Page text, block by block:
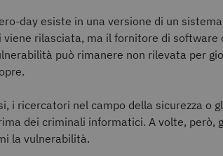
day esiste in una versione di un
viene rilasciata, ma il fornitore di
può rimanere non rilevata per
i ricercatori nel campo della sicurezza o
dei criminali informatici. A volte, però,
la vulnerabilità.